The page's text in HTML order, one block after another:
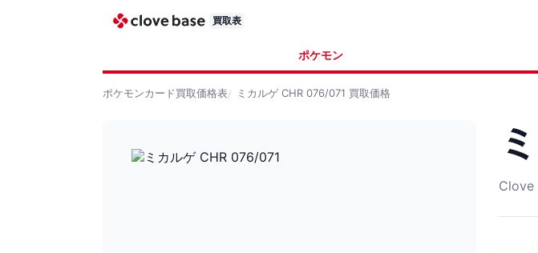
買取表
ポケモン
ポケモンカード買取価格表 ミカルゲ CHR 076/071 買取価格
Clove